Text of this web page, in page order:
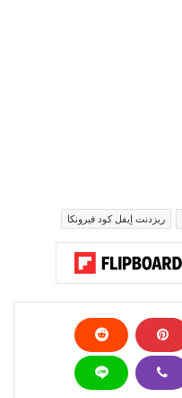
ريزدنت إيفل كود فيرونكا